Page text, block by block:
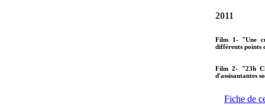
2011
Film 1- "Une
différents points
Film 2- "23h
d'assisantantes
Fiche de